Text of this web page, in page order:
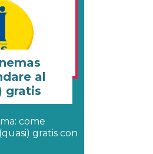
al
gratis
come
gratis con